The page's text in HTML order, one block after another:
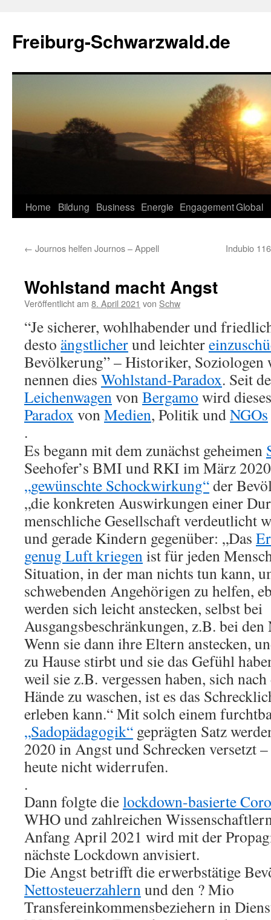
springen
Freiburg-Schwarzwald.de
Home Bildung Business Energie EngagementGlobal
← Journos helfen Journos – Appell Indubio
Wohlstand macht Angst
Veröffentlicht am 8. April 2021 von Schw
“Je sicherer, wohlhabender und
desto ängstlicherund leichter
Bevölkerung” – Historiker,
nennen dies Wohlstand-Paradox. Seit
LeichenwagenvonBergamo wird
Paradox vonMedien, Politik undNGOs
.
Es begann mit dem zunächst geheimen
Seehofer’s BMI und RKI im März
„gewünschte Schockwirkung“der
„die konkreten Auswirkungen einer
menschliche Gesellschaft verdeutlicht
und gerade Kindern gegenüber: „Das
genug Luft kriegenist für jeden
Situation, in der man nichts tun kann,
schwebenden Angehörigen zu helfen,
werden sich leicht anstecken, selbst bei
Ausgangsbeschränkungen, z.B. bei
Wenn sie dann ihre Eltern anstecken,
zu Hause stirbt und sie das Gefühl
weil sie z.B. vergessen haben, sich
Hände zu waschen, ist es das
erleben kann.“ Mit solch einem
„Sadopädagogik“ geprägten Satz
2020 in Angst und Schrecken versetzt
heute nicht widerrufen.
.
Dann folgte dielockdown-basierte
WHO und zahlreichen
Anfang April 2021 wird mit der
nächste Lockdown anvisiert.
Die Angst betrifft die erwerbstätige
Nettosteuerzahlernund den ? Mio
Transfereinkommensbeziehern in